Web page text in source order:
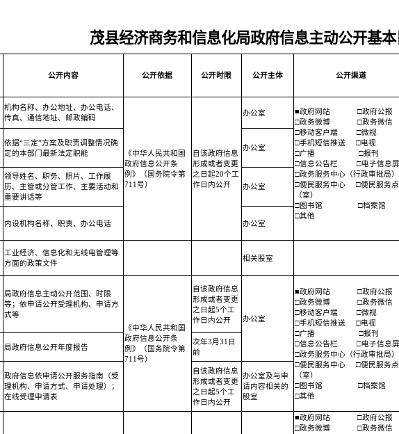
茂县经济商务和信息化局政府信息主动公开基
公开内容 公开依据 公开时限 公开主体 公开渠道
机构名称、办公地址、办公电话、
传真、通信地址、邮政编码
《中华人民共和国
政府信息公开条
例》（国务院令第
711号）
自该政府信息
形成或者变更
之日起20个工
作日内公开
办公室 ■政府网站
□政府公报
□政务微博
□政务微信
□移动客户端
□微视
□手机短信推送
□电视
□广播
□报刊
□信息公告栏
□电子信息屏
□政务服务中心（行政审批局）
□便民服务中心
□便民服务点
（室）
□图书馆
□档案馆
□其他
依据“三定”方案及职责调整情况确
定的本部门最新法定职能
办公室
领导姓名、职务、照片、工作履
历、主管或分管工作、主要活动和
重要讲话等
办公室
内设机构名称、职责、办公电话 办公室
工业经济、信息化和无线电管理等
方面的政策文件
相关股室
局政府信息主动公开范围、时限
等；依申请公开受理机构、申请方
式等
《中华人民共和国
政府信息公开条
例》（国务院令第
711号）
自该政府信息
形成或者变更
之日起5个工
作日内公开
办公室
■政府网站
□政府公报
□政务微博
□政务微信
□移动客户端
□微视
□手机短信推送
□电视
□广播
□报刊
□信息公告栏
□电子信息屏
□政务服务中心（行政审批局）
□便民服务中心
□便民服务点
（室）
□图书馆
□档案馆
□其他
局政府信息公开年度报告
次年3月31日
前
政府信息依申请公开服务指南（受
理机构、申请方式、申请处理）；
在线受理申请表
自该政府信息
形成或者变更
之日起5个工
作日内公开
办公室及与申
请内容相关的
股室
■政府网站
□政府公报
□政务微博
□政务微信